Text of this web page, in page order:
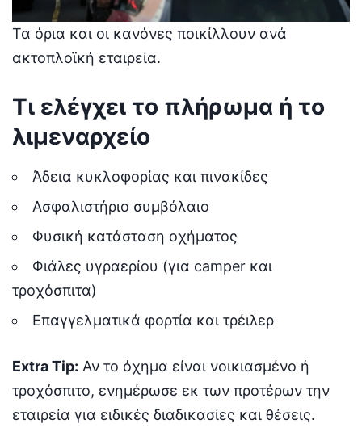
Τα όρια και οι κανόνες ποικίλλουν ανά
ακτοπλοϊκή εταιρεία.
Τι ελέγχει το πλήρωμα ή το
λιμεναρχείο
Άδεια κυκλοφορίας και πινακίδες
Ασφαλιστήριο συμβόλαιο
Φυσική κατάσταση οχήματος
Φιάλες υγραερίου (για camper και
τροχόσπιτα)
Επαγγελματικά φορτία και τρέιλερ
Extra Tip: Αν το όχημα είναι νοικιασμένο ή
τροχόσπιτο, ενημέρωσε εκ των προτέρων την
εταιρεία για ειδικές διαδικασίες και θέσεις.